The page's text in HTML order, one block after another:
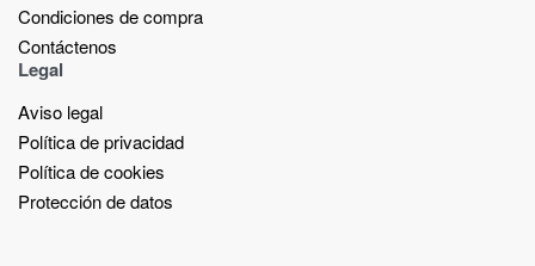
Condiciones de compra
Contáctenos
Legal
Aviso legal
Política de privacidad
Política de cookies
Protección de datos